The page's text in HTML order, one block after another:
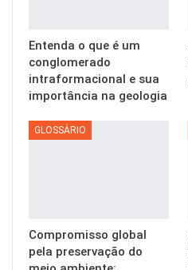
Entenda o que é um
conglomerado
intraformacional e sua
importância na geologia
GLOSSÁRIO
Compromisso global
pela preservação do